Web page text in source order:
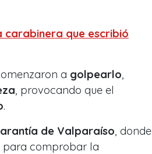
carabinera que escribió
a golpearlo
, provocando que el
.
de Valparaíso , donde
para comprobar la